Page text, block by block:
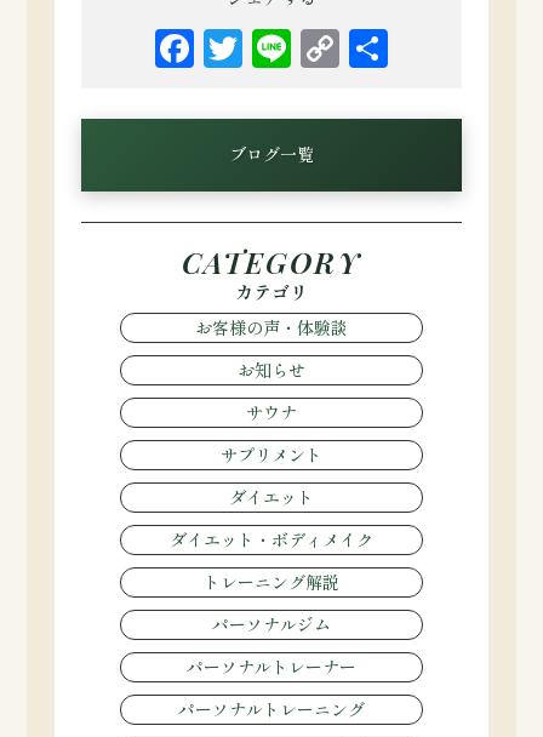
Facebook
Twitter
LineCopy
Link
ブログ一覧
CATEGORY
カテゴリ
お客様の声・体験談
お知らせ
サウナ
サプリメント
ダイエット
ダイエット・ボディメイク
トレーニング解説
パーソナルジム
パーソナルトレーナー
パーソナルトレーニング